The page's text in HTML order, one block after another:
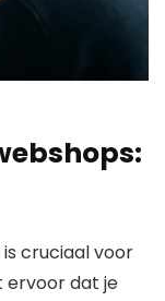
is cruciaal voor
ervoor dat je